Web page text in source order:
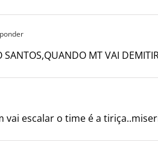
MT VAI
vai escalar o time é a